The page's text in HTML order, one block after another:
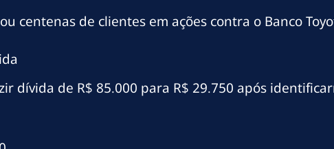
centenas de clientes em ações contra o Banco
dívida de R$ 85.000 para R$ 29.750 após